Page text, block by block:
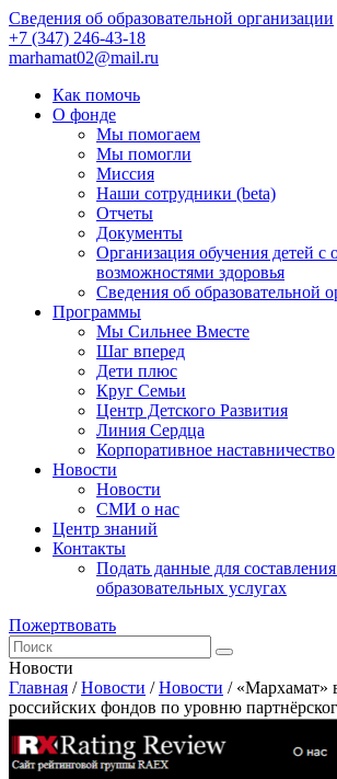
Сведения об образовательной организации
+7 (347) 246-43-18
marhamat02@mail.ru
Как помочь
О фонде
Мы помогаем
Мы помогли
Миссия
Наши сотрудники (beta)
Отчеты
Документы
Организация обучения детей с
возможностями здоровья
Сведения об образовательной
Программы
Мы Сильнее Вместе
Шаг вперед
Дети плюс
Круг Семьи
Центр Детского Развития
Линия Сердца
Корпоративное наставничество
Новости
Новости
СМИ о нас
Центр знаний
Контакты
Подать данные для
образовательных услугах
Пожертвовать
Новости
Главная / Новости / Новости / «Мархамат»
российских фондов по уровню